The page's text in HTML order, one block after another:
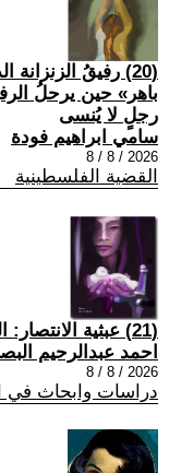
(20) رفيقُ
باهر» حين يرحلُ
رجلٍ لا يُنسى
سامي ابراهيم فودة
2026 / 8 / 8
القضية الفلسطينية
(21) عبثية الانتصار: العراق وإيران في ذكرى 8/8
احمد عبدالرحيم
2026 / 8 / 8
دراسات وابحاث في